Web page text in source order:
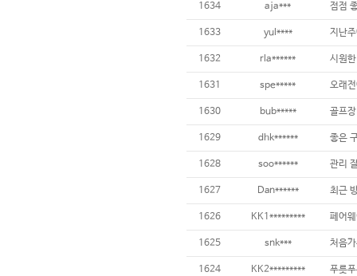
1634 aja*** 점점
1633 yul****
1632 rla******
1631 spe*****
1630 bub*****
1629 dhk****** 좋은
1628 soo****** 관리
1627 Dan******
1626 KK1********* 페어
1625 snk***
1624 KK2*********